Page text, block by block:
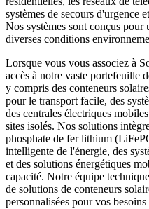
systèmes de secours d'urgence
Nos systèmes sont conçus
diverses conditions
Lorsque vous vous associez à
accès à notre vaste portefeuille
y compris des conteneurs
pour le transport facile, des
des centrales électriques
sites isolés. Nos solutions
phosphate de fer lithium
intelligente de l'énergie, des
et des solutions énergétiques
capacité. Notre équipe
de solutions de conteneurs
personnalisées pour vos